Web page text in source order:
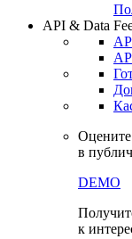
API & Data
Оцените
в
DEMO
к